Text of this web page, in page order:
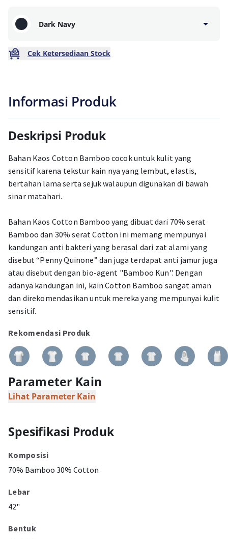
Dark Navy
Cek Ketersediaan Stock
Informasi Produk
Deskripsi Produk
Bahan Kaos Cotton Bamboo cocok untuk kulit yang
sensitif karena tekstur kain nya yang lembut, elastis,
bertahan lama serta sejuk walaupun digunakan di bawah
sinar matahari.
Bahan Kaos Cotton Bamboo yang dibuat dari 70% serat
Bamboo dan 30% serat Cotton ini memang mempunyai
kandungan anti bakteri yang berasal dari zat alami yang
disebut “Penny Quinone” dan juga terdapat anti jamur juga
atau disebut dengan bio-agent "Bamboo Kun". Dengan
adanya kandungan ini, kain Cotton Bamboo sangat aman
dan direkomendasikan untuk mereka yang mempunyai kulit
sensitif.
Rekomendasi Produk
Parameter Kain
Lihat Parameter Kain
Spesifikasi Produk
Komposisi
70% Bamboo 30% Cotton
Lebar
42"
Bentuk